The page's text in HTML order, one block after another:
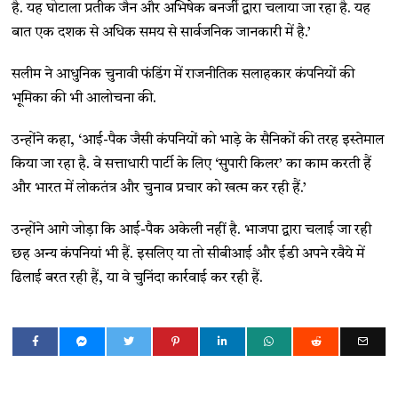
है. यह घोटाला प्रतीक जैन और अभिषेक बनर्जी द्वारा चलाया जा रहा है. यह
बात एक दशक से अधिक समय से सार्वजनिक जानकारी में है.’
सलीम ने आधुनिक चुनावी फंडिंग में राजनीतिक सलाहकार कंपनियों की
भूमिका की भी आलोचना की.
उन्होंने कहा, ‘आई-पैक जैसी कंपनियों को भाड़े के सैनिकों की तरह इस्तेमाल
किया जा रहा है. वे सत्ताधारी पार्टी के लिए ‘सुपारी किलर’ का काम करती हैं
और भारत में लोकतंत्र और चुनाव प्रचार को खत्म कर रही हैं.’
उन्होंने आगे जोड़ा कि आई-पैक अकेली नहीं है. भाजपा द्वारा चलाई जा रही
छह अन्य कंपनियां भी हैं. इसलिए या तो सीबीआई और ईडी अपने रवैये में
ढिलाई बरत रही हैं, या वे चुनिंदा कार्रवाई कर रही हैं.